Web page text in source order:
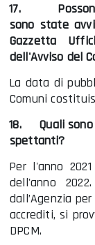
17.
sono state
Gazzetta
dell'Avviso del
La data di
Comuni
18.
Quali
spettanti?
Per l'anno
dell'anno
dall’Agenzia
accrediti, si
DPCM.